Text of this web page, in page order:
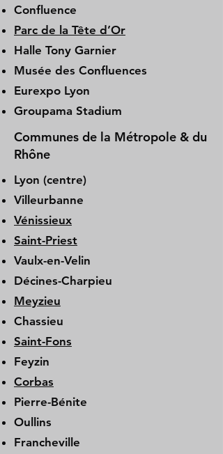
Confluence
Parc de la Tête d’Or
Halle Tony Garnier
Musée des Confluences
Eurexpo Lyon
Groupama Stadium
Communes de la Métropole & du
Rhône
Lyon (centre)
Villeurbanne
Vénissieux
Saint-Priest
Vaulx-en-Velin
Décines-Charpieu
Meyzieu
Chassieu
Saint-Fons
Feyzin
Corbas
Pierre-Bénite
Oullins
Francheville